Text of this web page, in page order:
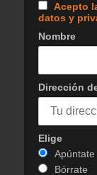
Acepto
datos y
Nombre
Dirección
Elige
Apúntate
Bórrate